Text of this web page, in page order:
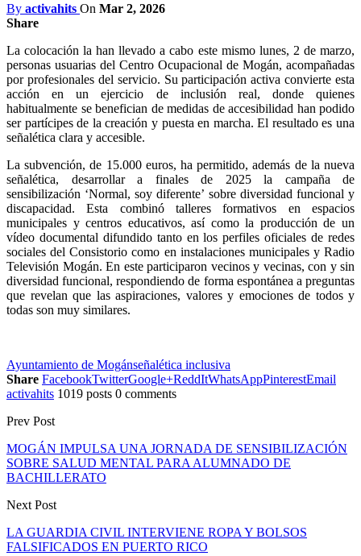
By activahits On Mar 2, 2026
Share
La colocación la han llevado a cabo este mismo lunes, 2 de marzo,
personas usuarias del Centro Ocupacional de Mogán, acompañadas
por profesionales del servicio. Su participación activa convierte esta
acción en un ejercicio de inclusión real, donde quienes
habitualmente se benefician de medidas de accesibilidad han podido
ser partícipes de la creación y puesta en marcha. El resultado es una
señalética clara y accesible.
La subvención, de 15.000 euros, ha permitido, además de la nueva
señalética, desarrollar a finales de 2025 la campaña de
sensibilización ‘Normal, soy diferente’ sobre diversidad funcional y
discapacidad. Esta combinó talleres formativos en espacios
municipales y centros educativos, así como la producción de un
vídeo documental difundido tanto en los perfiles oficiales de redes
sociales del Consistorio como en instalaciones municipales y Radio
Televisión Mogán. En este participaron vecinos y vecinas, con y sin
diversidad funcional, respondiendo de forma espontánea a preguntas
que revelan que las aspiraciones, valores y emociones de todos y
todas son muy similares.
Ayuntamiento de Mogánseñalética inclusiva
Share FacebookTwitterGoogle+ReddItWhatsAppPinterestEmail
activahits 1019 posts 0 comments
Prev Post
MOGÁN IMPULSA UNA JORNADA DE SENSIBILIZACIÓN
SOBRE SALUD MENTAL PARA ALUMNADO DE
BACHILLERATO
Next Post
LA GUARDIA CIVIL INTERVIENE ROPA Y BOLSOS
FALSIFICADOS EN PUERTO RICO